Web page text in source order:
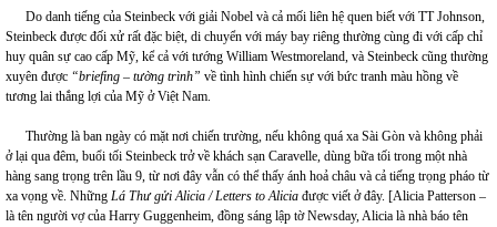
Do danh tiếng của Steinbeck với giải Nobel và cả mối liên hệ quen biết với TT Johnson,
Steinbeck được đối xử rất đặc biệt, di chuyển với máy bay riêng thường cùng đi với cấp chỉ
huy quân sự cao cấp Mỹ, kể cả với tướng William Westmoreland, và Steinbeck cũng thường
xuyên được “briefing – tường trình” về tình hình chiến sự với bức tranh màu hồng về
tương lai thắng lợi của Mỹ ở Việt Nam.
Thường là ban ngày có mặt nơi chiến trường, nếu không quá xa Sài Gòn và không phải
ở lại qua đêm, buổi tối Steinbeck trở về khách sạn Caravelle, dùng bữa tối trong một nhà
hàng sang trọng trên lầu 9, từ nơi đây vẫn có thể thấy ánh hoả châu và cả tiếng trọng pháo từ
xa vọng về. Những Lá Thư gửi Alicia / Letters to Alicia được viết ở đây. [Alicia Patterson –
là tên người vợ của Harry Guggenheim, đồng sáng lập tờ Newsday, Alicia là nhà báo tên